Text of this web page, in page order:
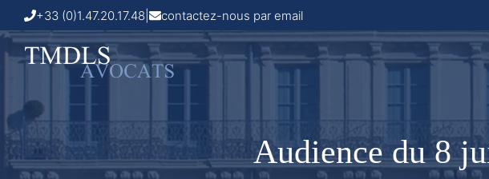
+33 (0)1.47.20.17.48 contactez-nous par email
Audience du 8